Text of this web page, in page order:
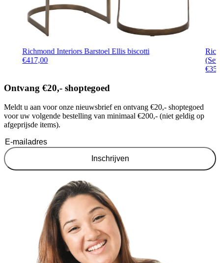
Richmond Interiors Barstoel Ellis biscotti
€417,00
€
Ontvang €20,- shoptegoed
Meldt u aan voor onze nieuwsbrief en ontvang €20,- shoptegoed
voor uw volgende bestelling van minimaal €200,- (niet geldig op
afgeprijsde items).
Inschrijven